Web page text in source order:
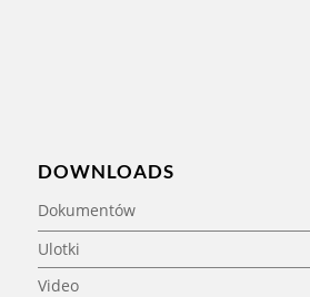
DOWNLOADS
Dokumentów
Ulotki
Video